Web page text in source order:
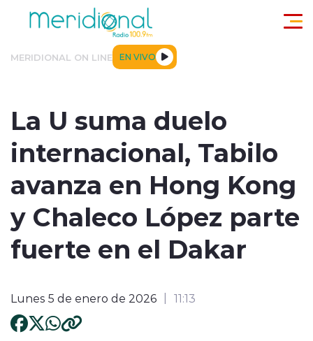
Click acá para ir directamente al contenido
MERIDIONAL ON LINE EN VIVO
modo claro
La U suma duelo
internacional, Tabilo
avanza en Hong Kong
y Chaleco López parte
fuerte en el Dakar
Lunes 5 de enero de 2026 11:13